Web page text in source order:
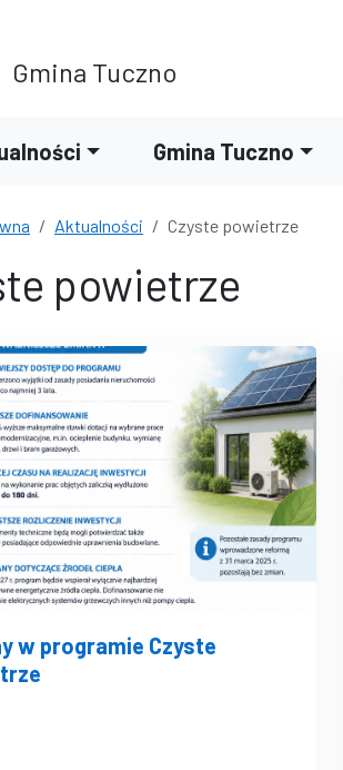
Gmina Tuczno
Gmina Tuczno
Aktualności Czyste powietrze
powietrze
w programie Czyste